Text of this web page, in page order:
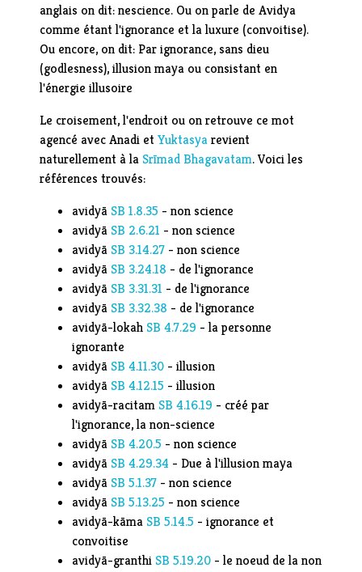
anglais on dit: nescience. Ou on parle de Avidya
comme étant l'ignorance et la luxure (convoitise).
Ou encore, on dit: Par ignorance, sans dieu
(godlesness), illusion maya ou consistant en
l'énergie illusoire
Le croisement, l'endroit ou on retrouve ce mot
agencé avec Anadi et Yuktasyarevient
naturellement à la Srīmad Bhagavatam. Voici les
références trouvés:
avidyā SB 1.8.35 - non science
avidyā SB 2.6.21 - non science
avidyā SB 3.14.27 - non science
avidyā SB 3.24.18 - de l'ignorance
avidyā SB 3.31.31 - de l'ignorance
avidyā SB 3.32.38 - de l'ignorance
avidyā-lokah SB 4.7.29 - la personne
ignorante
avidyā SB 4.11.30 - illusion
avidyā SB 4.12.15 - illusion
avidyā-racitam SB 4.16.19 - créé par
l'ignorance, la non-science
avidyā SB 4.20.5 - non science
avidyā SB 4.29.34 - Due à l'illusion maya
avidyā SB 5.1.37 - non science
avidyā SB 5.13.25 - non science
avidyā-kāma SB 5.14.5 - ignorance et
convoitise
avidyā-granthi SB 5.19.20 - le noeud de la non